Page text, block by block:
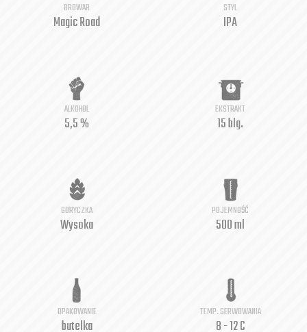
BROWAR
Magic Road
STYL
IPA
ALKOHOL
5,5 %
EKSTRAKT
15 blg.
GORYCZKA
Wysoka
POJEMNOŚĆ
500 ml
OPAKOWANIE
butelka
TEMP. SERWOWANIA
8 - 12 C